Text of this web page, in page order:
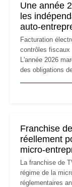
Une année
les
auto-
Facturation
contrôles
L'année 2026
des obligations
les auto-
Franchise
réellement
micro-
La franchise de
régime de la
réglementaires